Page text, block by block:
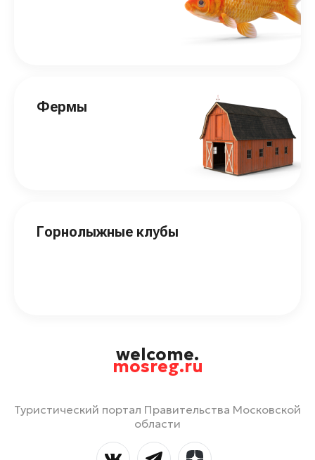
Фермы
Горнолыжные клубы
welcome.
mosreg.ru
Туристический портал Правительства Московской
области